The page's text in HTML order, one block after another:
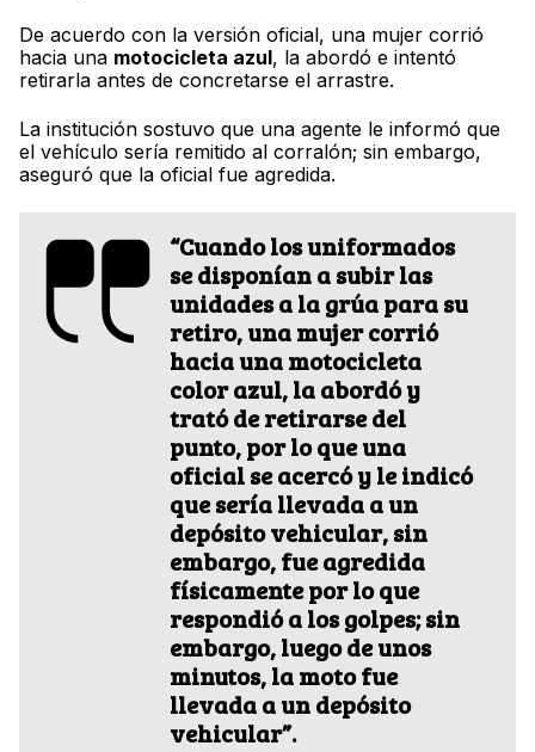
De acuerdo con la versión oficial, una mujer corrió
hacia una motocicleta azul, la abordó e intentó
retirarla antes de concretarse el arrastre.
La institución sostuvo que una agente le informó que
el vehículo sería remitido al corralón; sin embargo,
aseguró que la oficial fue agredida.
“Cuando los uniformados
se disponían a subir las
unidades a la grúa para su
retiro, una mujer corrió
hacia una motocicleta
color azul, la abordó y
trató de retirarse del
punto, por lo que una
oficial se acercó y le indicó
que sería llevada a un
depósito vehicular, sin
embargo, fue agredida
físicamente por lo que
respondió a los golpes; sin
embargo, luego de unos
minutos, la moto fue
llevada a un depósito
vehicular”.